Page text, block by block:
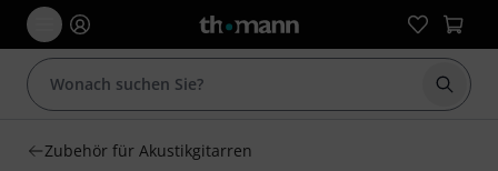
Suche
Zubehör für Akustikgitarren